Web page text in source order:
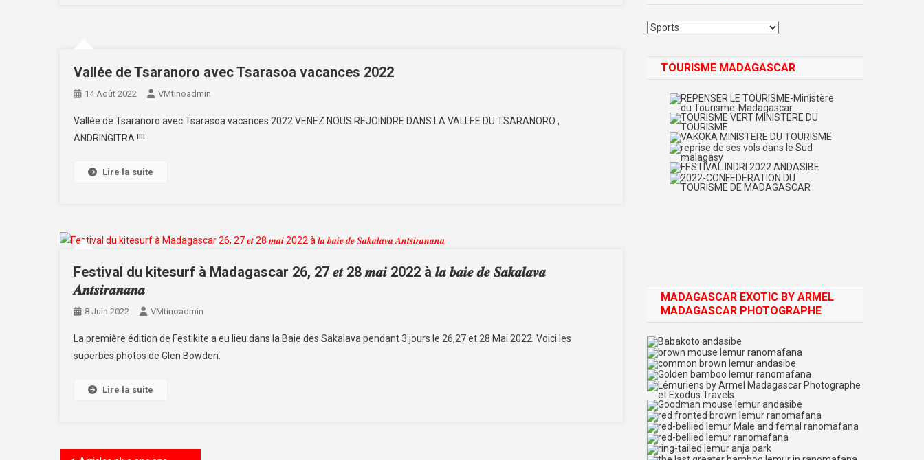
Vallée de Tsaranoro avec Tsarasoa vacances 2022
14 Août 2022 VMtinoadmin
Vallée de Tsaranoro avec Tsarasoa vacances 2022 VENEZ NOUS REJOINDRE DANS LA VALLEE DU TSARANORO ,
ANDRINGITRA !!!!
Lire la suite
Festival du kitesurf à Madagascar 26, 27 𝒆𝒕 28 𝒎𝒂𝒊 2022 à 𝒍𝒂 𝒃𝒂𝒊𝒆 𝒅𝒆 𝑺𝒂𝒌𝒂𝒍𝒂𝒗𝒂
𝑨𝒏𝒕𝒔𝒊𝒓𝒂𝒏𝒂𝒏𝒂
8 Juin 2022 VMtinoadmin
La première édition de Festikite a eu lieu dans la Baie des Sakalava pendant 3 jours le 26,27 et 28 Mai 2022. Voici les
superbes photos de Glen Bowden.
Lire la suite
Catégories
TOURISME MADAGASCAR
MADAGASCAR EXOTIC BY ARMEL
MADAGASCAR PHOTOGRAPHE